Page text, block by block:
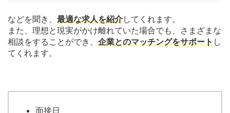
などを聞き、 最適な求人を紹介してくれます。
また、理想と現実がかけ離れていた場合でも、さまざまな
相談をすることができ、 企業とのマッチングをサポートし
てくれます。
面接日